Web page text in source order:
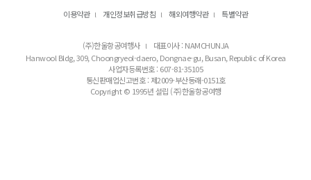
이용약관 l 개인정보취급방침 l 해외여행약관 l 특별약관
(주)한울항공여행사 l
대표이사 : NAMCHUNJA
Hanwool Bldg, 309, Choongryeol-daero, Dongnae-gu, Busan, Republic of Korea
사업자등록번호 : 607-81-35105
통신판매업신고번호 : 제2009-부산동래-0151호
Copyright © 1995년 설립 (주)한울항공여행